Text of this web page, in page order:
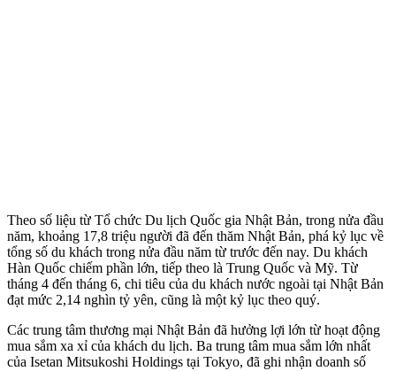
Theo số liệu từ Tổ chức Du lịch Quốc gia Nhật Bản, trong nửa đầu
năm, khoảng 17,8 triệu người đã đến thăm Nhật Bản, phá kỷ lục về
tổng số du khách trong nửa đầu năm từ trước đến nay. Du khách
Hàn Quốc chiếm phần lớn, tiếp theo là Trung Quốc và Mỹ. Từ
tháng 4 đến tháng 6, chi tiêu của du khách nước ngoài tại Nhật Bản
đạt mức 2,14 nghìn tỷ yên, cũng là một kỷ lục theo quý.
Các trung tâm thương mại Nhật Bản đã hưởng lợi lớn từ hoạt động
mua sắm xa xỉ của khách du lịch. Ba trung tâm mua sắm lớn nhất
của Isetan Mitsukoshi Holdings tại Tokyo, đã ghi nhận doanh số